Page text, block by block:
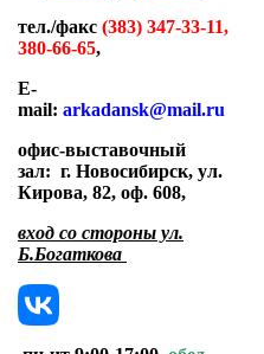
тел./факс (383) 347-33-11,
380-66-65,
E-
mail: arkadansk@mail.ru
офис-выставочный
зал: г. Новосибирск, ул.
Кирова, 82, оф. 608,
вход со стороны ул.
Б.Богаткова